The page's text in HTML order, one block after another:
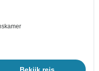
Bekijk reis